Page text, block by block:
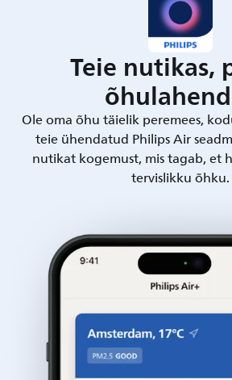
Teie nutikas,
Ole oma õhu täielik peremees,
teie ühendatud Philips Air
nutikat kogemust, mis tagab, et
tervislikku õhku.